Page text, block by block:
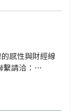
感性與財經線
請洽：